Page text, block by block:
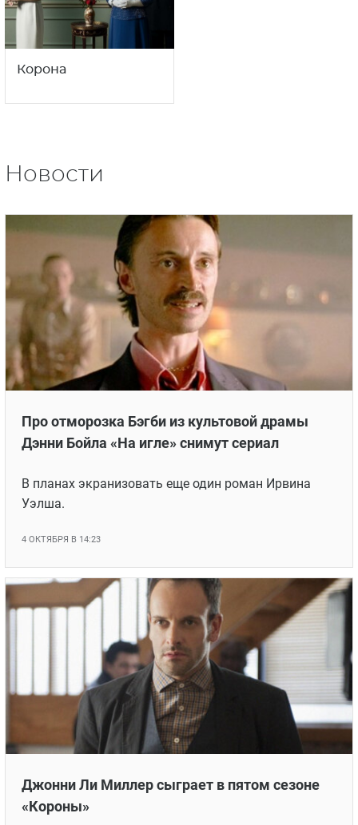
Корона
Новости
Про отморозка Бэгби из культовой драмы
Дэнни Бойла «На игле» снимут сериал
В планах экранизовать еще один роман Ирвина
Уэлша.
4 ОКТЯБРЯ В 14:23
Джонни Ли Миллер сыграет в пятом сезоне
«Короны»